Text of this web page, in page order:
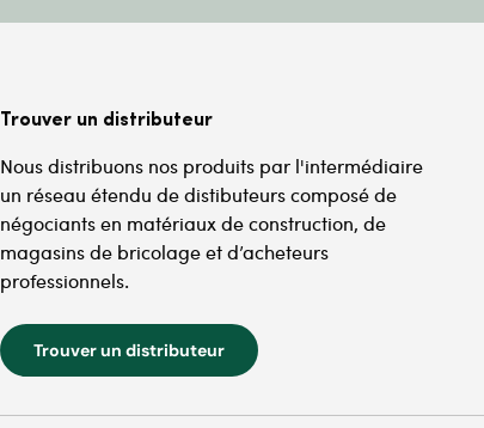
Trouver un distributeur
Nous distribuons nos produits par l'intermédiaire
un réseau étendu de distibuteurs composé de
négociants en matériaux de construction, de
magasins de bricolage et d’acheteurs
professionnels.
Trouver un distributeur